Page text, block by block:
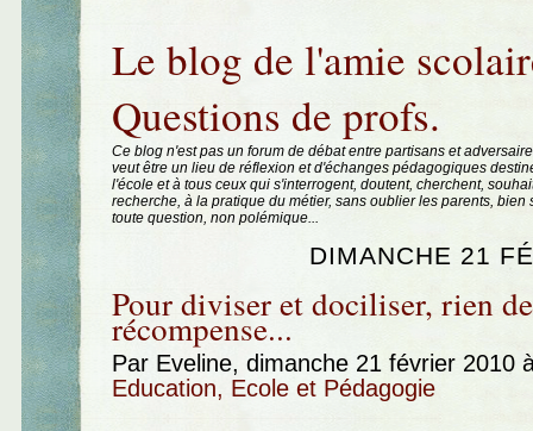
Le blog de l'amie
Questions de profs.
Ce blog n'est pas un forum de débat entre partisans et
veut être un lieu de réflexion et d'échanges pédagogiques
l'école et à tous ceux qui s'interrogent, doutent, cherchent,
recherche, à la pratique du métier, sans oublier les parents, bien
toute question, non polémique...
DIMANCHE 21
Pour diviser et dociliser, rien
récompense...
Par Eveline, dimanche 21 février 2010
Education, Ecole et Pédagogie